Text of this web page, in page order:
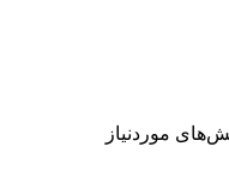
موردنیاز